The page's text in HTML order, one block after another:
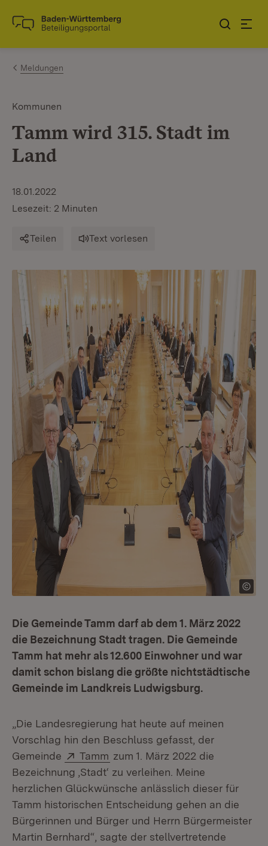
Zum Inhalt springen
Link zur Startseite
Meldungen
Kommunen
Tamm wird 315. Stadt im
Land
18.01.2022
Lesezeit: 2 Minuten
Teilen Text vorlesen
Die Gemeinde Tamm darf ab dem 1. März 2022
die Bezeichnung Stadt tragen. Die Gemeinde
Tamm hat mehr als 12.600 Einwohner und war
damit schon bislang die größte nichtstädtische
Gemeinde im Landkreis Ludwigsburg.
„Die Landesregierung hat heute auf meinen
Vorschlag hin den Beschluss gefasst, der
Gemeinde
Extern:
Tamm (Öffnet in neuem Fenster)
zum 1. März 2022 die
Bezeichnung ‚Stadt‘ zu verleihen. Meine
herzlichen Glückwünsche anlässlich dieser für
Tamm historischen Entscheidung gehen an die
Bürgerinnen und Bürger und Herrn Bürgermeister
Martin Bernhard“, sagte der stellvertretende